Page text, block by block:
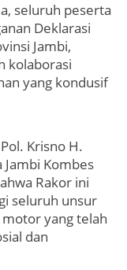
seluruh peserta
Deklarasi
Jambi,
kolaborasi
yang kondusif
Krisno H.
Jambi Kombes
Rakor ini
seluruh unsur
yang telah
dan